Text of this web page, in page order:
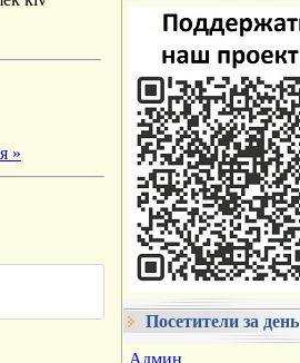
»
Посетители за день
Админ